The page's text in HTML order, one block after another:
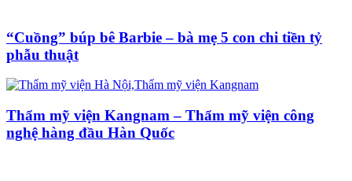
“Cuồng” búp bê Barbie – bà mẹ 5 con chi tiền tỷ
phẫu thuật
Thẩm mỹ viện Kangnam – Thẩm mỹ viện công
nghệ hàng đầu Hàn Quốc